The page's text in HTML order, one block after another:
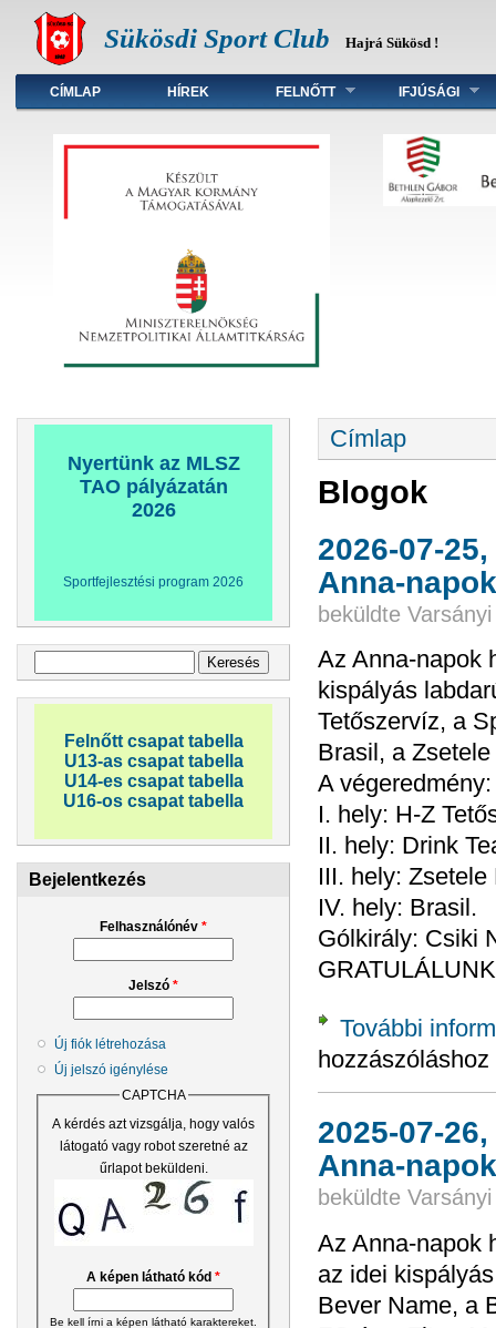
Sükösdi Sport Club Hajrá Sükösd !
Főmenü
CÍMLAP HÍREK FELNŐTT IFJÚSÁGI
Nyertünk az MLSZ
TAO pályázatán
2026
Sportfejlesztési program 2026
Felnőtt csapat tabella
U13-as csapat tabella
U14-es csapat tabella
U16-os csapat tabella
Bejelentkezés
Felhasználónév *
Jelszó *
Új fiók létrehozása
Új jelszó igénylése
CAPTCHA
A kérdés azt vizsgálja, hogy valós
látogató vagy robot szeretné az
űrlapot beküldeni.
A képen látható kód *
Be kell írni a képen látható karaktereket.
Jelenlegi hely
Címlap
Blogok
2026-07-
Anna-
beküldte
Az Anna-napok
kispályás
Tetőszervíz, a
Brasil, a
A végeredmény:
I. hely: H-Z
II. hely: Drink
III. hely: Zsetele
IV. hely: Brasil.
Gólkirály: Csiki
További
hozzászóláshoz
2025-07-
Anna-
beküldte
Az Anna-napok
az idei
Bever Name, a